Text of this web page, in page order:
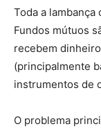
Toda a
Fundos mútuos
recebem
(principalmente
instrumentos de
O problema